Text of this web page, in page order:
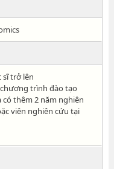
sĩ trở lên
trình đào tạo
thêm 2 năm nghiên
viên nghiên cứu tại